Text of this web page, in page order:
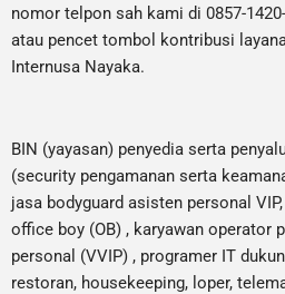
nomor telpon sah kami di 0857-
atau pencet tombol kontribusi
Internusa Nayaka.
BIN (yayasan) penyedia serta
(security pengamanan serta
jasa bodyguard asisten personal
office boy (OB) , karyawan operator
personal (VVIP) , programer IT
restoran, housekeeping, loper,